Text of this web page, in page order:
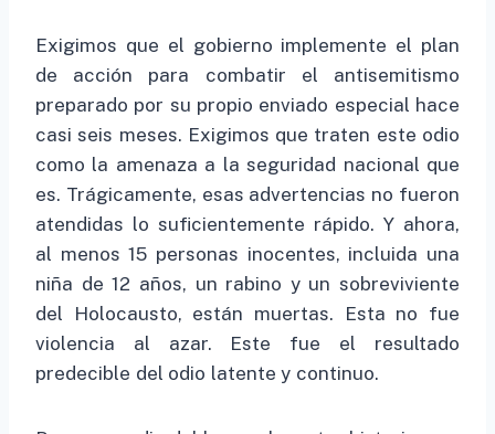
Exigimos que el gobierno implemente el plan
de acción para combatir el antisemitismo
preparado por su propio enviado especial hace
casi seis meses. Exigimos que traten este odio
como la amenaza a la seguridad nacional que
es. Trágicamente, esas advertencias no fueron
atendidas lo suficientemente rápido. Y ahora,
al menos 15 personas inocentes, incluida una
niña de 12 años, un rabino y un sobreviviente
del Holocausto, están muertas. Esta no fue
violencia al azar. Este fue el resultado
predecible del odio latente y continuo.